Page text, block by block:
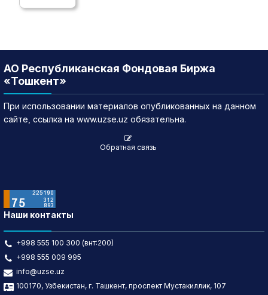
АО Республиканская Фондовая Биржа
«Тошкент»
При использовании материалов опубликованных на данном
сайте, ссылка на www.uzse.uz обязательна.
Обратная связь
Наши контакты
+998 555 100 300 (внт:200)
+998 555 009 995
info@uzse.uz
100170, Узбекистан, г. Ташкент, проспект Мустакиллик, 107